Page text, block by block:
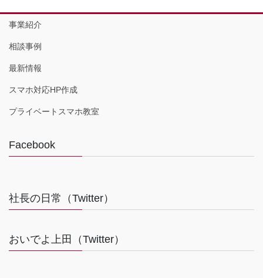
事業紹介
相談事例
最新情報
スマホ対応HP作成
プライベートスマホ教室
Facebook
社長の日常（Twitter）
おいでよ上田（Twitter）